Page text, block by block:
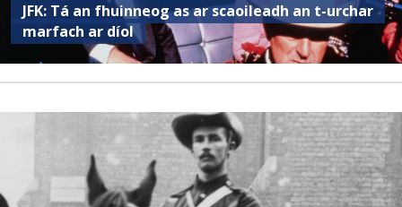
JFK: Tá an fhuinneog as ar scaoileadh an t-urchar
marfach ar díol